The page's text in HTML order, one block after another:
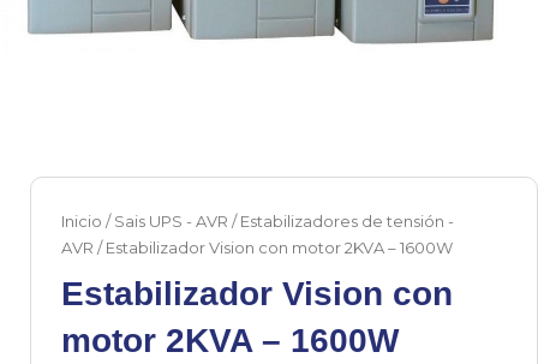
Inicio /Sais UPS - AVR /Estabilizadores de tensión -
AVR / Estabilizador Vision con motor 2KVA – 1600W
Estabilizador Vision con
motor 2KVA – 1600W